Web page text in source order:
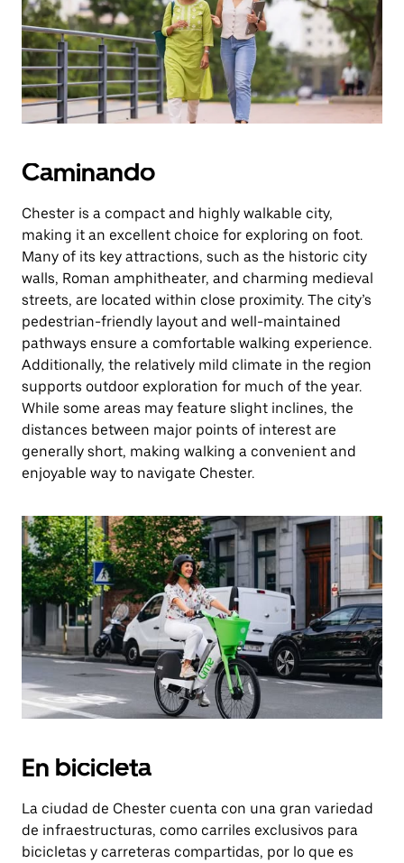
Caminando
Chester is a compact and highly walkable city,
making it an excellent choice for exploring on foot.
Many of its key attractions, such as the historic city
walls, Roman amphitheater, and charming medieval
streets, are located within close proximity. The city’s
pedestrian-friendly layout and well-maintained
pathways ensure a comfortable walking experience.
Additionally, the relatively mild climate in the region
supports outdoor exploration for much of the year.
While some areas may feature slight inclines, the
distances between major points of interest are
generally short, making walking a convenient and
enjoyable way to navigate Chester.
En bicicleta
La ciudad de Chester cuenta con una gran variedad
de infraestructuras, como carriles exclusivos para
bicicletas y carreteras compartidas, por lo que es